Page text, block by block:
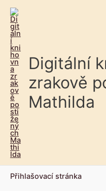
Digitální
zrakově
Mathilda
Přihlašovací stránka